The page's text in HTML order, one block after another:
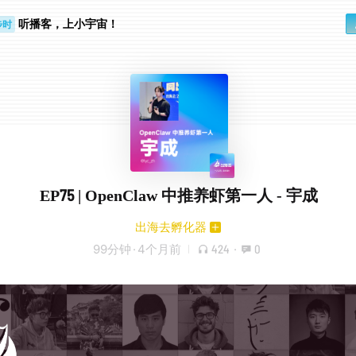
上 听播客，上小宇宙！
EP75 | OpenClaw 中推养虾第一人 - 宇成
出海去孵化器
99分钟 · 4个月前 424 · 0